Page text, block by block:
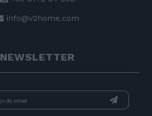
info@v2home.com
NEWSLETTER